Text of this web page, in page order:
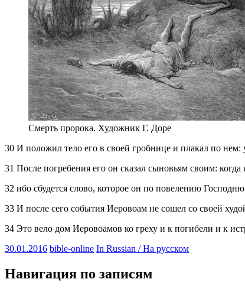
Смерть пророка. Художник Г. Доре
30 И положил тело его в своей гробнице и плакал по нем:
31 После погребения его он сказал сыновьям своим:
32 ибо сбудется слово, которое он по повелению
33 И после сего события Иеровоам не сошел со своей
34 Это вело дом Иеровоамов ко греху и к погибели и к
30.01.2016 bible-online In Russian / На русском
Навигация по записям